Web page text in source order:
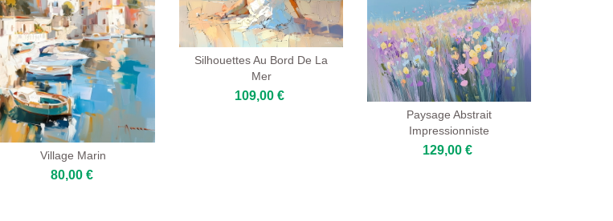
Village Marin
80,00 €
Silhouettes Au Bord De La
Mer
109,00 €
Paysage Abstrait
Impressionniste
129,00 €